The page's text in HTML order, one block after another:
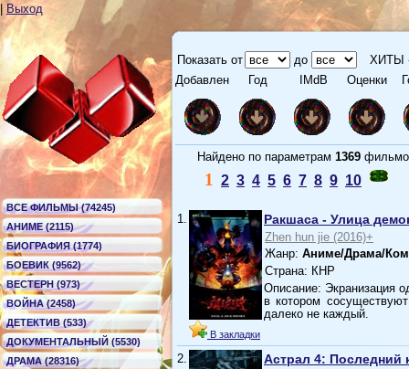
Выход
ВСЕ ФИЛЬМЫ (74245)
АНИМЕ (2115)
БИОГРАФИЯ (1774)
БОЕВИК (9562)
ВЕСТЕРН (973)
ВОЙНА (2458)
ДЕТЕКТИВ (533)
ДОКУМЕНТАЛЬНЫЙ (5530)
ДРАМА (28316)
Показать от до
ХИТЫ
Добавлен Год IMdB Оценки
Найдено по параметрам 1369
1 2 3 4 5 6 7 8 9 10
1.
В закладки
Ракшаса - Улица
Zhen hun jie (2016)+
Жанр: Аниме/Драма/
Страна: КНР
Описание: Экранизация
в котором
далеко не каждый.
2. Астрал 4: Последний